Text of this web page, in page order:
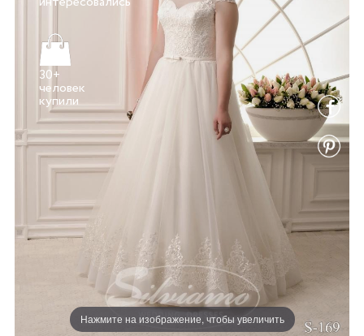
Нажмите на изображение, чтобы увеличить
30+
человек